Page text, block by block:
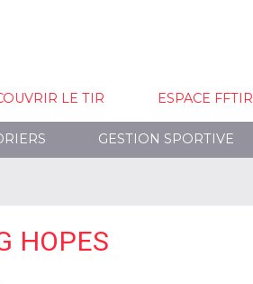
LE TIR ESPACE FFTIR
GESTION SPORTIVE
HOPES